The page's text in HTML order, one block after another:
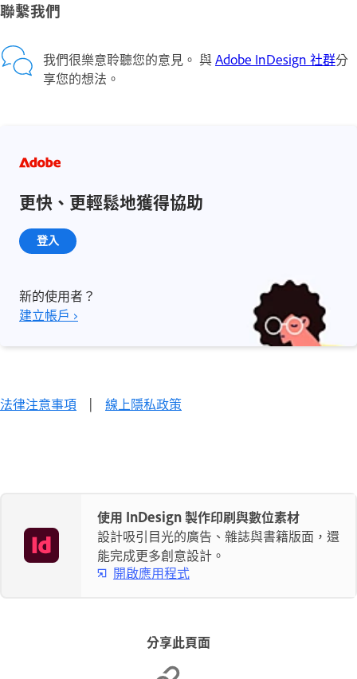
聯繫我們
我們很樂意聆聽您的意見。 與Adobe InDesign 社群分
享您的想法。
更快、更輕鬆地獲得協助
登入
新的使用者？
建立帳戶 ›
法律注意事項 | 線上隱私政策
使用 InDesign 製作印刷與數位素材
設計吸引目光的廣告、雜誌與書籍版面，還
能完成更多創意設計。
開啟應用程式
分享此頁面